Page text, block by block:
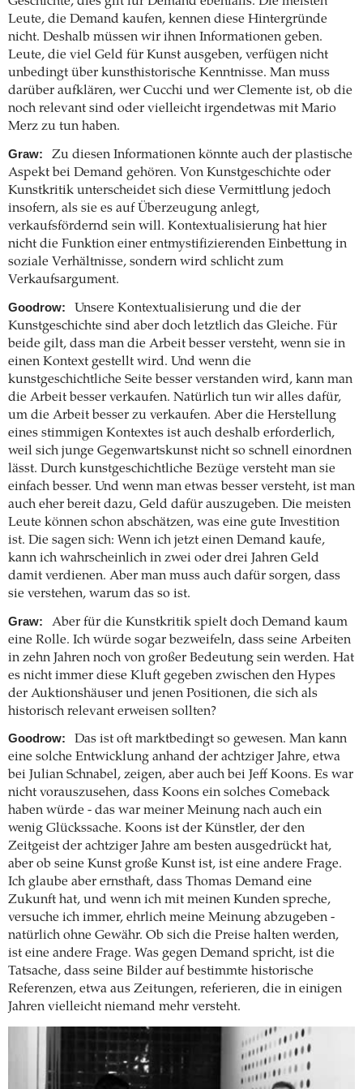
Leute, die Demand kaufen, kennen diese Hintergründe
nicht. Deshalb müssen wir ihnen Informationen geben.
Leute, die viel Geld für Kunst ausgeben, verfügen nicht
unbedingt über kunsthistorische Kenntnisse. Man muss
darüber aufklären, wer Cucchi und wer Clemente ist, ob die
noch relevant sind oder vielleicht irgendetwas mit Mario
Merz zu tun haben.
Graw:
Zu diesen Informationen könnte auch der plastische
Aspekt bei Demand gehören. Von Kunstgeschichte oder
Kunstkritik unterscheidet sich diese Vermittlung jedoch
insofern, als sie es auf Überzeugung anlegt,
verkaufsfördernd sein will. Kontextualisierung hat hier
nicht die Funktion einer entmystifizierenden Einbettung in
soziale Verhältnisse, sondern wird schlicht zum
Verkaufsargument.
Goodrow:
Unsere Kontextualisierung und die der
Kunstgeschichte sind aber doch letztlich das Gleiche. Für
beide gilt, dass man die Arbeit besser versteht, wenn sie in
einen Kontext gestellt wird. Und wenn die
kunstgeschichtliche Seite besser verstanden wird, kann man
die Arbeit besser verkaufen. Natürlich tun wir alles dafür,
um die Arbeit besser zu verkaufen. Aber die Herstellung
eines stimmigen Kontextes ist auch deshalb erforderlich,
weil sich junge Gegenwartskunst nicht so schnell einordnen
lässt. Durch kunstgeschichtliche Bezüge versteht man sie
einfach besser. Und wenn man etwas besser versteht, ist man
auch eher bereit dazu, Geld dafür auszugeben. Die meisten
Leute können schon abschätzen, was eine gute Investition
ist. Die sagen sich: Wenn ich jetzt einen Demand kaufe,
kann ich wahrscheinlich in zwei oder drei Jahren Geld
damit verdienen. Aber man muss auch dafür sorgen, dass
sie verstehen, warum das so ist.
Graw:
Aber für die Kunstkritik spielt doch Demand kaum
eine Rolle. Ich würde sogar bezweifeln, dass seine Arbeiten
in zehn Jahren noch von großer Bedeutung sein werden. Hat
es nicht immer diese Kluft gegeben zwischen den Hypes
der Auktionshäuser und jenen Positionen, die sich als
historisch relevant erweisen sollten?
Goodrow:
Das ist oft marktbedingt so gewesen. Man kann
eine solche Entwicklung anhand der achtziger Jahre, etwa
bei Julian Schnabel, zeigen, aber auch bei Jeff Koons. Es war
nicht vorauszusehen, dass Koons ein solches Comeback
haben würde - das war meiner Meinung nach auch ein
wenig Glückssache. Koons ist der Künstler, der den
Zeitgeist der achtziger Jahre am besten ausgedrückt hat,
aber ob seine Kunst große Kunst ist, ist eine andere Frage.
Ich glaube aber ernsthaft, dass Thomas Demand eine
Zukunft hat, und wenn ich mit meinen Kunden spreche,
versuche ich immer, ehrlich meine Meinung abzugeben -
natürlich ohne Gewähr. Ob sich die Preise halten werden,
ist eine andere Frage. Was gegen Demand spricht, ist die
Tatsache, dass seine Bilder auf bestimmte historische
Referenzen, etwa aus Zeitungen, referieren, die in einigen
Jahren vielleicht niemand mehr versteht.